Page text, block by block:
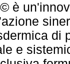
è
di
e